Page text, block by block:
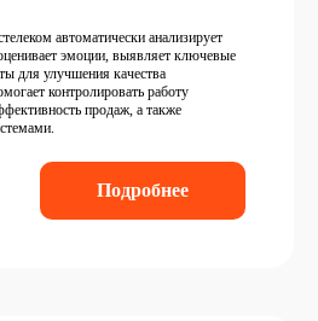
автоматически анализирует
эмоции, выявляет ключевые
для улучшения качества
контролировать работу
продаж, а также
Подробнее